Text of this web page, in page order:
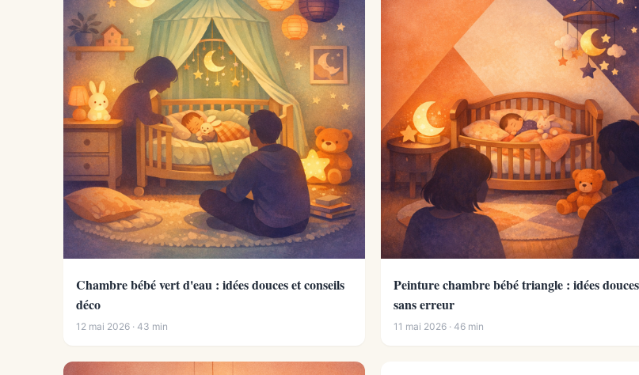
Chambre bébé vert d'eau : idées douces et conseils
déco
12 mai 2026 · 43 min
Peinture chambre bébé triangle : idées
sans erreur
11 mai 2026 · 46 min